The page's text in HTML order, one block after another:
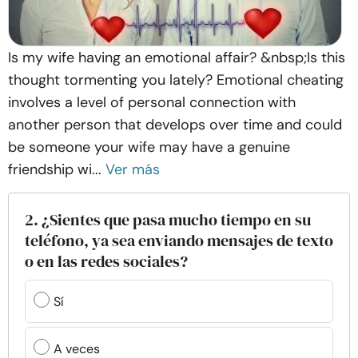
Is my wife having an emotional affair? &nbsp;Is this
thought tormenting you lately? Emotional cheating
involves a level of personal connection with
another person that develops over time and could
be someone your wife may have a genuine
friendship wi... Ver más
2. ¿Sientes que pasa mucho tiempo en su
teléfono, ya sea enviando mensajes de texto
o en las redes sociales?
Sí
A veces